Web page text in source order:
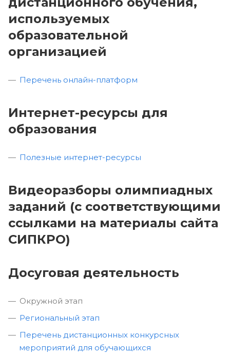
используемых
образовательной
организацией
Перечень онлайн-платформ
Интернет-ресурсы для
образования
Полезные интернет-ресурсы
Видеоразборы олимпиадных
заданий (с соответствующими
ссылками на материалы сайта
СИПКРО)
Досуговая деятельность
Окружной этап
Региональный этап
Перечень дистанционных конкурсных
мероприятий для обучающихся